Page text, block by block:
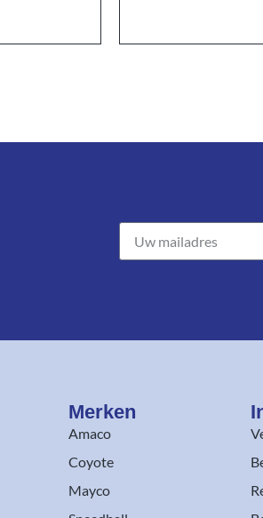
Merken
Amaco
Coyote
Mayco